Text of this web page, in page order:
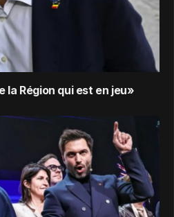
la Région qui est en jeu»